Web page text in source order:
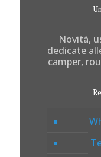
Novità,
dedicate
camper,